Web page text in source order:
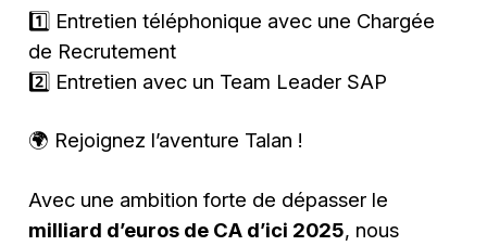
1️⃣ Entretien téléphonique avec une Chargée
de Recrutement
2️⃣ Entretien avec un Team Leader SAP
🌍 Rejoignez l’aventure Talan !
Avec une ambition forte de dépasser le
milliard d’euros de CA d’ici 2025, nous